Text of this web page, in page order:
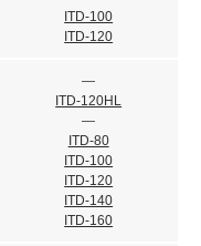
ITD-100
ITD-120
―
ITD-120HL
―
ITD-80
ITD-100
ITD-120
ITD-140
ITD-160